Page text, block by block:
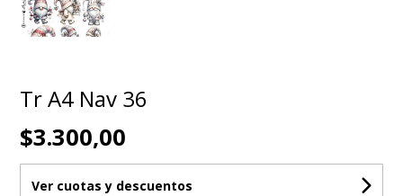
Tr A4 Nav 36
$3.300,00
Ver cuotas y descuentos